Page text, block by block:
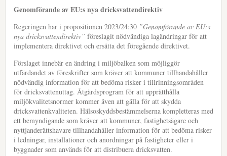
Genomförande av EU:s nya dricksvattendirektiv
Regeringen har i propositionen 2023/24:30 ”Genomförande av EU:s
nya dricksvattendirektiv” föreslagit nödvändiga lagändringar för att
implementera direktivet och ersätta det föregående direktivet.
Förslaget innebär en ändring i miljöbalken som möjliggör
utfärdandet av föreskrifter som kräver att kommuner tillhandahåller
nödvändig information för att bedöma risker i tillrinningsområden
för dricksvattenuttag. Åtgärdsprogram för att upprätthålla
miljökvalitetsnormer kommer även att gälla för att skydda
dricksvattenkvaliteten. Hälsoskyddsbestämmelserna kompletteras med
ett bemyndigande som kräver att kommuner, fastighetsägare och
nyttjanderättshavare tillhandahåller information för att bedöma risker
i ledningar, installationer och anordningar på fastigheter eller i
byggnader som används för att distribuera dricksvatten.